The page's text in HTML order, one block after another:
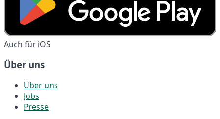
Auch für iOS
Über uns
Über uns
Jobs
Presse